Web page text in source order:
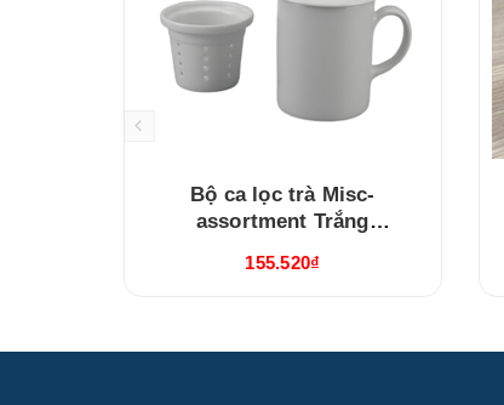
Bộ ca lọc trà Misc-
assortment Trắng
155.520₫